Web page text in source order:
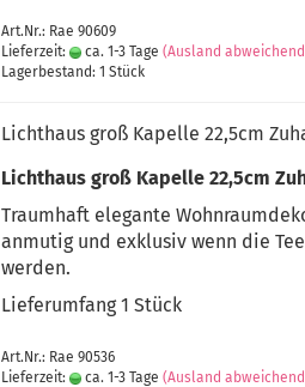
Art.Nr.: Rae 90609
Lieferzeit:
ca. 1-3 Tage (Ausland
Lagerbestand: 1 Stück
Lichthaus groß Kapelle 22,5cm
Lichthaus groß Kapelle 22,5cm
Traumhaft elegante
anmutig und exklusiv wenn die
werden.
Lieferumfang 1 Stück
Art.Nr.: Rae 90536
Lieferzeit:
ca. 1-3 Tage (Ausland